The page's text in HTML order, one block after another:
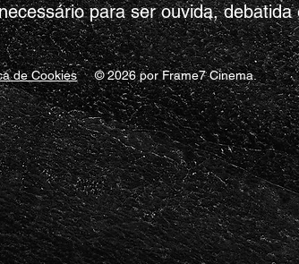
para ser ouvida,
de Cookies © 2026 por Frame7 Cinema.